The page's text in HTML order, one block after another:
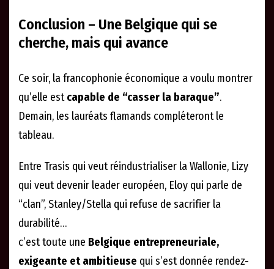
Conclusion – Une Belgique qui se
cherche, mais qui avance
Ce soir, la francophonie économique a voulu montrer
qu’elle estcapable de “casser la baraque”.
Demain, les lauréats flamands compléteront le
tableau.
Entre Trasis qui veut réindustrialiser la Wallonie, Lizy
qui veut devenir leader européen, Eloy qui parle de
“clan”, Stanley/Stella qui refuse de sacrifier la
durabilité…
c’est toute une Belgique entrepreneuriale,
exigeante et ambitieuse qui s’est donnée rendez-